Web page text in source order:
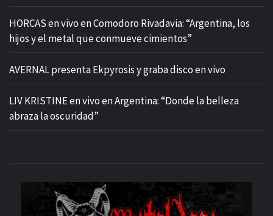
HORCAS en vivo en Comodoro Rivadavia: “Argentina, los
hijos y el metal que conmueve cimientos”
AVERNAL presenta Ekpyrosis y graba disco en vivo
LIV KRISTINE en vivo en Argentina: “Donde la belleza
abraza la oscuridad”